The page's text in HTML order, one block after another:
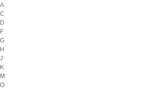
A
C
D
F
G
H
J
K
M
O